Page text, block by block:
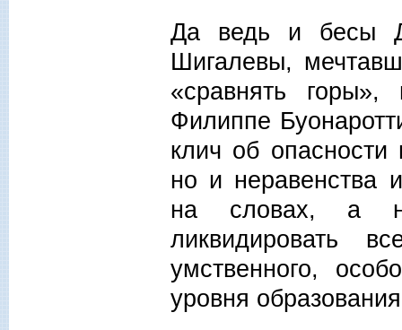
Да ведь и бесы
Шигалевы,
«сравнять
Филиппе
клич об опасности
но и неравенства
на словах, а
ликвидировать
умственного,
уровня